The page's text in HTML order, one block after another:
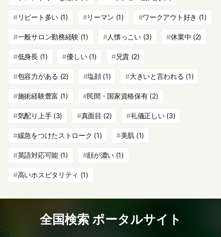
リピート多い(1) リーマン (1) ワークアウト好き (1)
一般サロン勤務経験 (1) 人懐っこい(3) 休業中 (2)
低身長(1) 優しい(1) 兄貴(2)
包容力がある (2) 塩顔(1) 大きいと言われる (1)
施術経験豊富 (1) 民間・国家資格保有(2)
気配り上手(3) 真面目 (2) 礼儀正しい(3)
緩急をつけたストローク (1) 美肌 (1)
英語対応可能(1) 顔が濃い (1)
高いホスピタリティ (1)
全国検索 ポータルサイト